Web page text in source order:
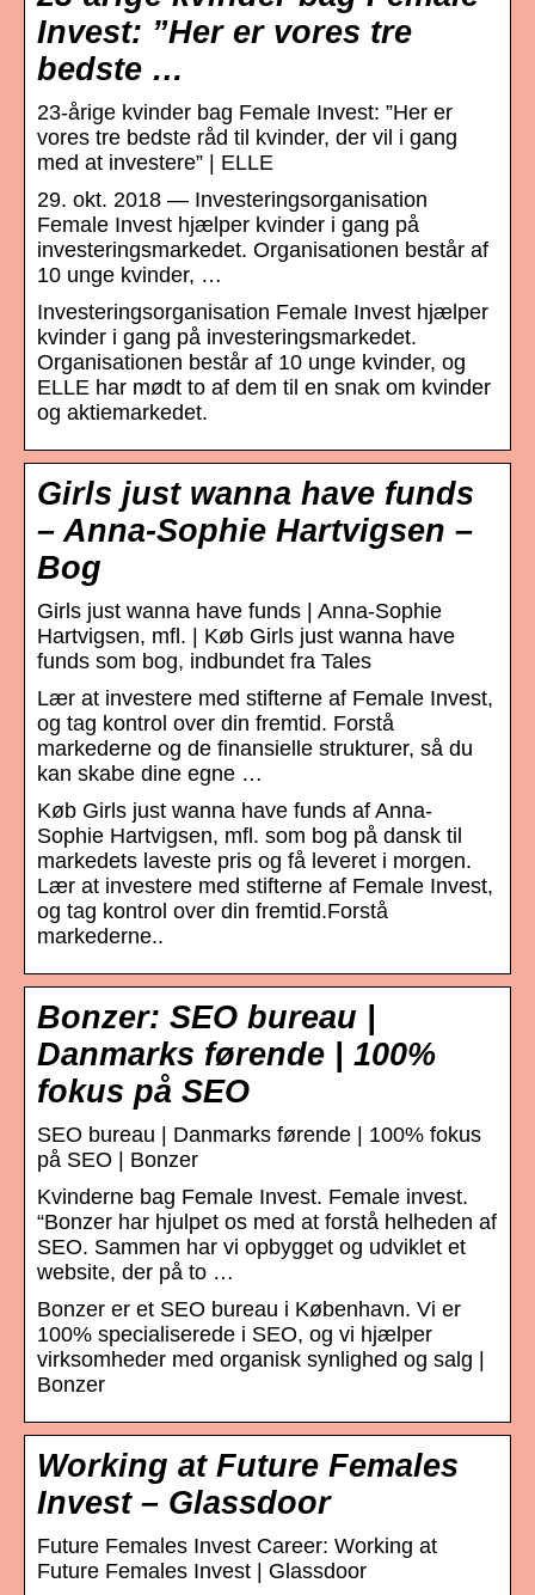
Invest: ”Her er vores tre
bedste …
23-årige kvinder bag Female Invest: ”Her er
vores tre bedste råd til kvinder, der vil i gang
med at investere” | ELLE
29. okt. 2018 — Investeringsorganisation
Female Invest hjælper kvinder i gang på
investeringsmarkedet. Organisationen består af
10 unge kvinder, …
Investeringsorganisation Female Invest hjælper
kvinder i gang på investeringsmarkedet.
Organisationen består af 10 unge kvinder, og
ELLE har mødt to af dem til en snak om kvinder
og aktiemarkedet.
Girls just wanna have funds
– Anna-Sophie Hartvigsen –
Bog
Girls just wanna have funds | Anna-Sophie
Hartvigsen, mfl. | Køb Girls just wanna have
funds som bog, indbundet fra Tales
Lær at investere med stifterne af Female Invest,
og tag kontrol over din fremtid. Forstå
markederne og de finansielle strukturer, så du
kan skabe dine egne …
Køb Girls just wanna have funds af Anna-
Sophie Hartvigsen, mfl. som bog på dansk til
markedets laveste pris og få leveret i morgen.
Lær at investere med stifterne af Female Invest,
og tag kontrol over din fremtid.Forstå
markederne..
Bonzer: SEO bureau |
Danmarks førende | 100%
fokus på SEO
SEO bureau | Danmarks førende | 100% fokus
på SEO | Bonzer
Kvinderne bag Female Invest. Female invest.
“Bonzer har hjulpet os med at forstå helheden af
SEO. Sammen har vi opbygget og udviklet et
website, der på to …
Bonzer er et SEO bureau i København. Vi er
100% specialiserede i SEO, og vi hjælper
virksomheder med organisk synlighed og salg |
Bonzer
Working at Future Females
Invest – Glassdoor
Future Females Invest Career: Working at
Future Females Invest | Glassdoor